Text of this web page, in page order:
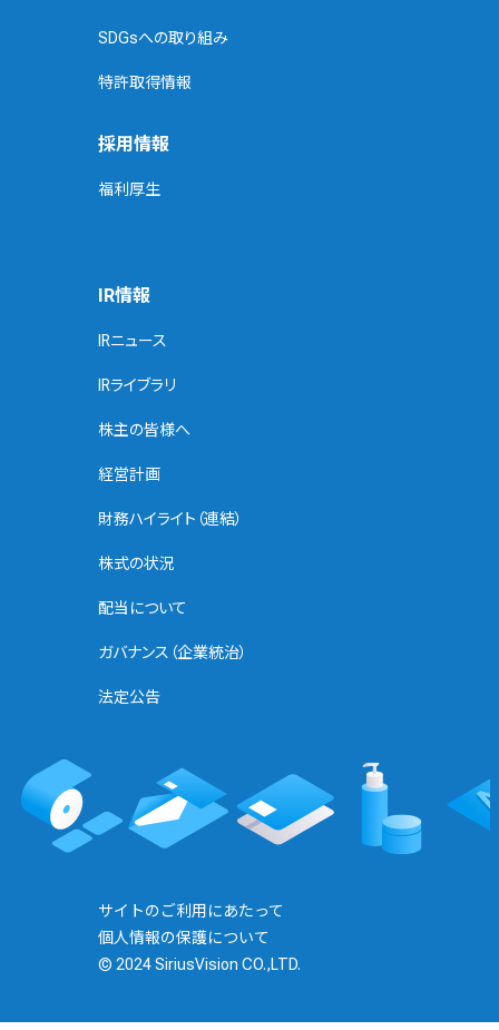
SDGsへの取り組み
特許取得情報
採用情報
福利厚生
IR情報
IRニュース
IRライブラリ
株主の皆様へ
経営計画
財務ハイライト（連結）
株式の状況
配当について
ガバナンス（企業統治）
法定公告
サイトのご利用にあたって
個人情報の保護について
© 2024 SiriusVision CO.,LTD.